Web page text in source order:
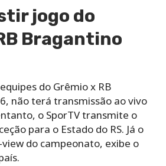
jogo do
Bragantino
do Grêmio x RB
não terá transmissão ao vivo
o SporTV transmite o
para o Estado do RS. Já o
do campeonato, exibe o